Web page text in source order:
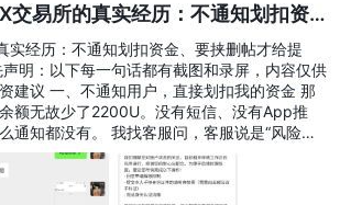
和缺乏任何明確的客戶支援系統，這表明嚴重
——這是建立信任和培養長期專業關係所必需
騙和提款問題的報告 WEEX維基外匯網站上記
們對安全和客戶保護的擔憂。
因素，那些考慮利用 WEEX我們鼓勵您謹慎行
力於透明度、監管和客戶支援的經紀服務。
交易所的真实经历：不通知划扣资
提现、账号说封就封
实经历：不通知划扣资金、要挟删帖才给提
扣我的资金 那
额无故少了2200U。没有短信、没有App推
客服问，客服说是“风险保
是什么？风险在哪里？客服只说“系统判定”，让
几百页，我翻了一整晚也
不经用户同意直接划扣”。这不是风控，这是直